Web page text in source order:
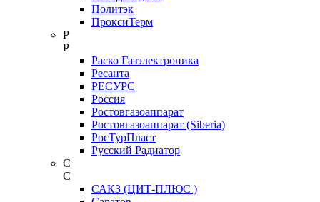
Политэк
ПроксиТерм
Р
Р
Раско Газэлектроника
Ресанта
РЕСУРС
Россия
Ростовгазоаппарат
Ростовгазоаппарат (Siberia)
РосТурПласт
Русский Радиатор
С
С
САКЗ (ЦИТ-ПЛЮС )